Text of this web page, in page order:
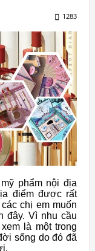
1283
phẩm nội địa
điểm được rất
chị em muốn
đây. Vì nhu cầu
là một trong
sống do đó đã